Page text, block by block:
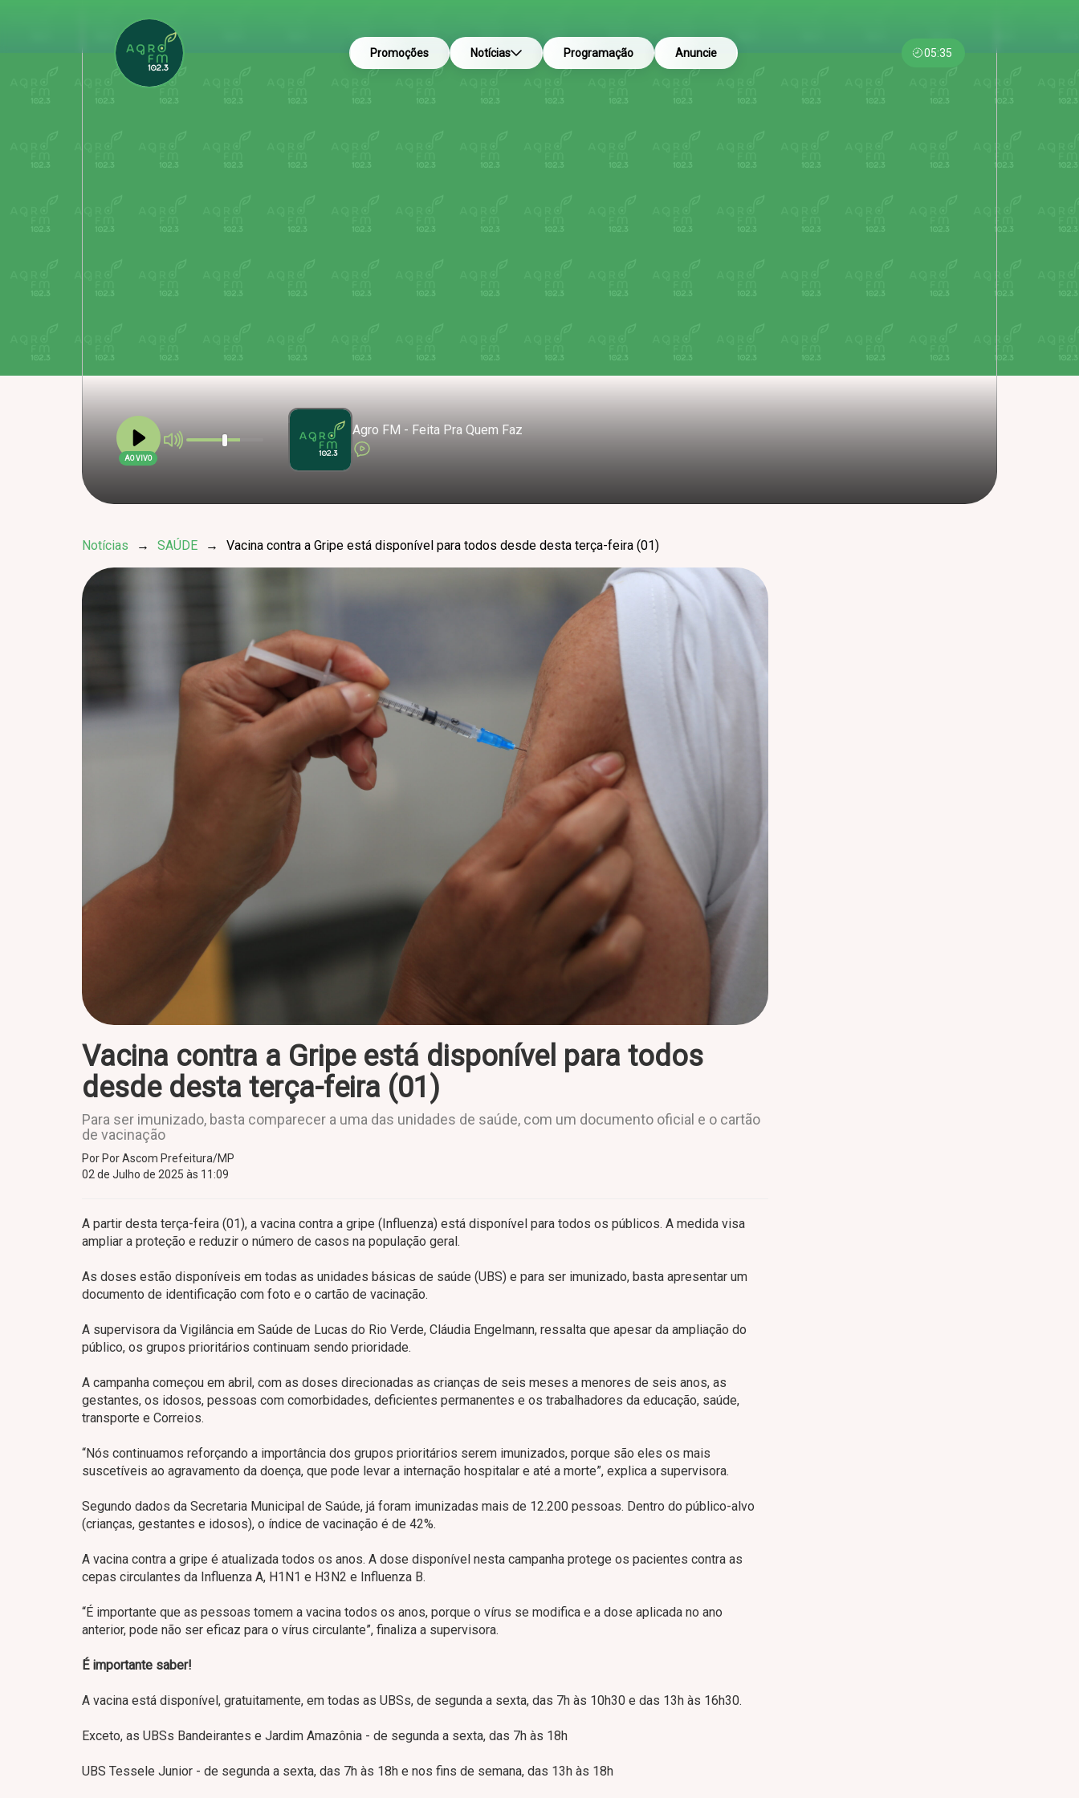
Promoções Notícias Programação Anuncie 05:35
AO VIVO
Agro FM - Feita Pra Quem Faz
Notícias → SAÚDE → Vacina contra a Gripe está disponível para todos desde desta terça-feira (01)
Vacina contra a Gripe está disponível para todos
desde desta terça-feira (01)
Para ser imunizado, basta comparecer a uma das unidades de saúde, com um documento oficial e o cartão
de vacinação
Por Por Ascom Prefeitura/MP
02 de Julho de 2025 às 11:09
A partir desta terça-feira (01), a vacina contra a gripe (Influenza) está disponível para todos os públicos. A medida visa
ampliar a proteção e reduzir o número de casos na população geral.
As doses estão disponíveis em todas as unidades básicas de saúde (UBS) e para ser imunizado, basta apresentar um
documento de identificação com foto e o cartão de vacinação.
A supervisora da Vigilância em Saúde de Lucas do Rio Verde, Cláudia Engelmann, ressalta que apesar da ampliação do
público, os grupos prioritários continuam sendo prioridade.
A campanha começou em abril, com as doses direcionadas as crianças de seis meses a menores de seis anos, as
gestantes, os idosos, pessoas com comorbidades, deficientes permanentes e os trabalhadores da educação, saúde,
transporte e Correios.
“Nós continuamos reforçando a importância dos grupos prioritários serem imunizados, porque são eles os mais
suscetíveis ao agravamento da doença, que pode levar a internação hospitalar e até a morte”, explica a supervisora.
Segundo dados da Secretaria Municipal de Saúde, já foram imunizadas mais de 12.200 pessoas. Dentro do público-alvo
(crianças, gestantes e idosos), o índice de vacinação é de 42%.
A vacina contra a gripe é atualizada todos os anos. A dose disponível nesta campanha protege os pacientes contra as
cepas circulantes da Influenza A, H1N1 e H3N2 e Influenza B.
“É importante que as pessoas tomem a vacina todos os anos, porque o vírus se modifica e a dose aplicada no ano
anterior, pode não ser eficaz para o vírus circulante”, finaliza a supervisora.
É importante saber!
A vacina está disponível, gratuitamente, em todas as UBSs, de segunda a sexta, das 7h às 10h30 e das 13h às 16h30.
Exceto, as UBSs Bandeirantes e Jardim Amazônia - de segunda a sexta, das 7h às 18h
UBS Tessele Junior - de segunda a sexta, das 7h às 18h e nos fins de semana, das 13h às 18h